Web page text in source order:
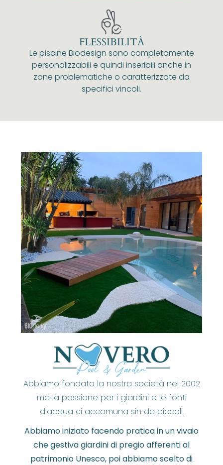
FLESSIBILITÀ
Le piscine Biodesign sono completamente
personalizzabili e quindi inseribili anche in
zone problematiche o caratterizzate da
specifici vincoli.
Abbiamo fondato la nostra società nel 2002
ma la passione per i giardini e le fonti
d’acqua ci accomuna sin da piccoli.
Abbiamo iniziato facendo pratica in un vivaio
che gestiva giardini di pregio afferenti al
patrimonio Unesco, poi abbiamo scelto di